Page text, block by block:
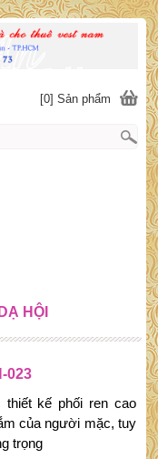
023
kế phối ren cao
của người mặc, tuy
trọng
HỘI
[0] Sản phẩm